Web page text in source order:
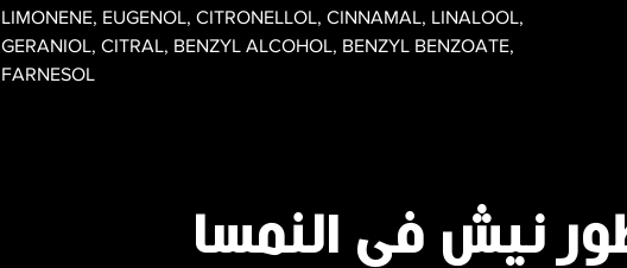
LIMONENE, EUGENOL, CITRONELLOL, CINNAMAL, LINALOOL,
GERANIOL, CITRAL, BENZYL ALCOHOL, BENZYL BENZOATE,
FARNESOL
نيش في النمسا